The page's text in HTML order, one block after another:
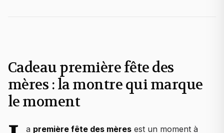
Cadeau première fête des
mères : la montre qui marque
le moment
a première fête des mèresest un moment à